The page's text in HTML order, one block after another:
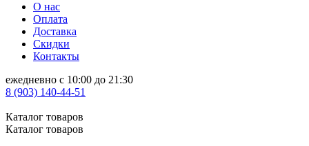
О нас
Оплата
Доставка
Скидки
Контакты
ежедневно с 10:00 до 21:30
8 (903) 140-44-51
Каталог товаров
Каталог товаров